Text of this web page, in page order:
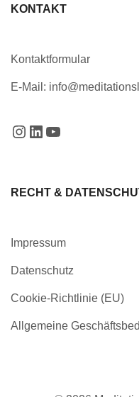
KONTAKT
Kontaktformular
E-Mail:
RECHT &
Impressum
Datenschutz
Cookie-Richtlinie (EU)
Allgemeine